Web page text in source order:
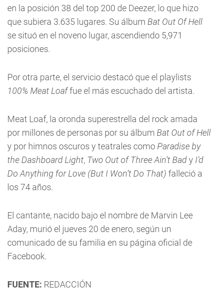
en la posición 38 del top 200 de Deezer, lo que hizo
que subiera 3.635 lugares. Su álbum Bat Out Of Hell
se situó en el noveno lugar, ascendiendo 5,971
posiciones.
Por otra parte, el servicio destacó que el playlists
100% Meat Loaffue el más escuchado del artista.
Meat Loaf, la oronda superestrella del rock amada
por millones de personas por su álbum Bat Out of Hell
y por himnos oscuros y teatrales como Paradise by
the Dashboard Light, Two Out of Three Ain’t Bady I’d
Do Anything for Love (But I Won’t Do That) falleció a
los 74 años.
El cantante, nacido bajo el nombre de Marvin Lee
Aday, murió el jueves 20 de enero, según un
comunicado de su familia en su página oficial de
Facebook.
FUENTE: REDACCIÓN